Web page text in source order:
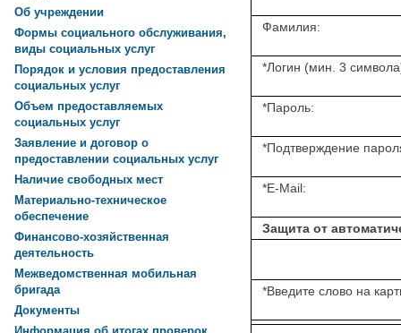
Фамилия:
*Логин (мин. 3
*Пароль:
*Подтверждение
*E-Mail:
Защита от
*Введите слово на
Об учреждении
Формы социального обслуживания,
виды социальных услуг
Порядок и условия предоставления
социальных услуг
Объем предоставляемых
социальных услуг
Заявление и договор о
предоставлении социальных услуг
Наличие свободных мест
Материально-техническое
обеспечение
Финансово-хозяйственная
деятельность
Межведомственная мобильная
бригада
Документы